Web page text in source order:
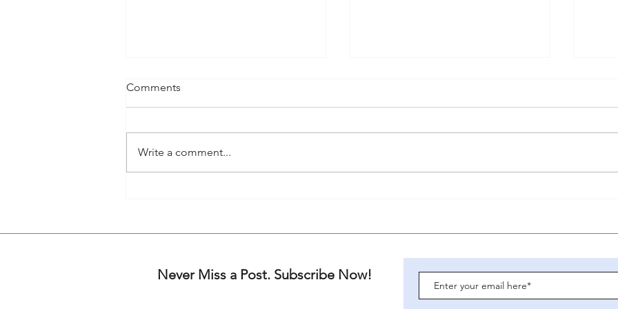
診症一二事 之 資深病人
上文提要, 稱呼是一種藝術, 稱呼的
初期, 固執的認為於稱呼後冠上先
過去
不論
Comments
Write a comment...
Never Miss a Post. Subscribe Now!